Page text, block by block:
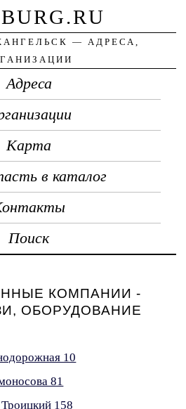
— АДРЕСА,
Адреса
Карта
в каталог
Поиск
КОМПАНИИ -
ОБОРУДОВАНИЕ
10
81
158